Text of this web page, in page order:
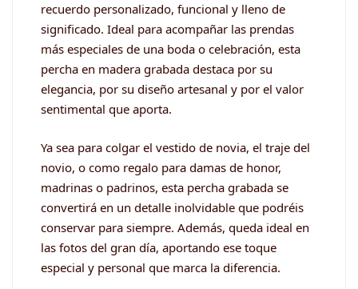
recuerdo personalizado, funcional y lleno de
significado. Ideal para acompañar las prendas
más especiales de una boda o celebración, esta
percha en madera grabada destaca por su
elegancia, por su diseño artesanal y por el valor
sentimental que aporta.
Ya sea para colgar el vestido de novia, el traje del
novio, o como regalo para damas de honor,
madrinas o padrinos, esta percha grabada se
convertirá en un detalle inolvidable que podréis
conservar para siempre. Además, queda ideal en
las fotos del gran día, aportando ese toque
especial y personal que marca la diferencia.